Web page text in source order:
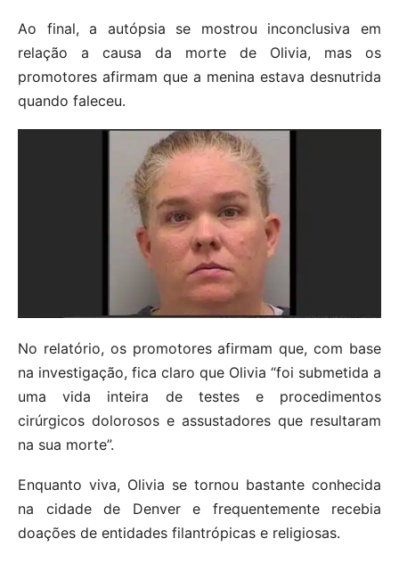
Ao final, a autópsia se mostrou inconclusiva em
relação a causa da morte de Olivia, mas os
promotores afirmam que a menina estava desnutrida
quando faleceu.
No relatório, os promotores afirmam que, com base
na investigação, fica claro que Olivia “foi submetida a
uma vida inteira de testes e procedimentos
cirúrgicos dolorosos e assustadores que resultaram
na sua morte”.
Enquanto viva, Olivia se tornou bastante conhecida
na cidade de Denver e frequentemente recebia
doações de entidades filantrópicas e religiosas.